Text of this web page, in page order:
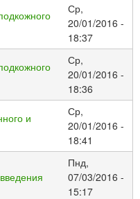
Ср,
20/01/2016 -
18:37
Ср,
20/01/2016 -
18:36
и
Ср,
20/01/2016 -
18:41
Пнд,
07/03/2016 -
15:17